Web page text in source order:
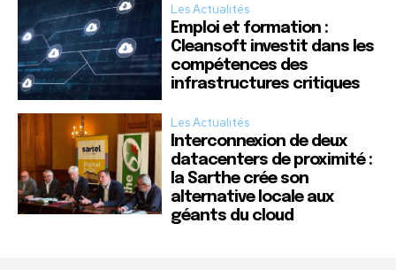
Les Actualités
Emploi et formation :
Cleansoft investit dans les
compétences des
infrastructures critiques
Les Actualités
Interconnexion de deux
datacenters de proximité :
la Sarthe crée son
alternative locale aux
géants du cloud